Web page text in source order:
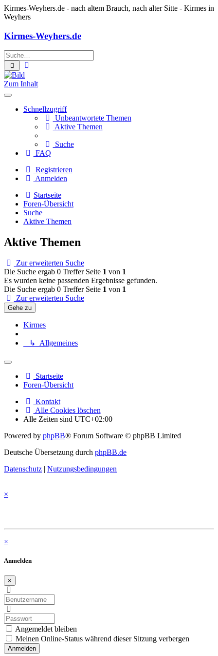
Kirmes-Weyhers.de - nach altem Brauch, nach alter Sitte - Kirmes in
Weyhers
Kirmes-Weyhers.de
Zum Inhalt
Schnellzugriff
Unbeantwortete Themen
Aktive Themen
Suche
FAQ
Registrieren
Anmelden
Startseite
Foren-Übersicht
Suche
Aktive Themen
Aktive Themen
Zur erweiterten Suche
Die Suche ergab 0 Treffer Seite 1 von 1
Es wurden keine passenden Ergebnisse gefunden.
Die Suche ergab 0 Treffer Seite 1 von 1
Zur erweiterten Suche
Gehe zu
Kirmes
↳ Allgemeines
Startseite
Foren-Übersicht
Kontakt
Alle Cookies löschen
Alle Zeiten sind UTC+02:00
Powered by phpBB® Forum Software © phpBB Limited
Deutsche Übersetzung durch phpBB.de
Datenschutz | Nutzungsbedingungen
×
×
Anmelden
×
Benutzername:
Passwort:
Angemeldet bleiben
Meinen Online-Status während dieser Sitzung verbergen